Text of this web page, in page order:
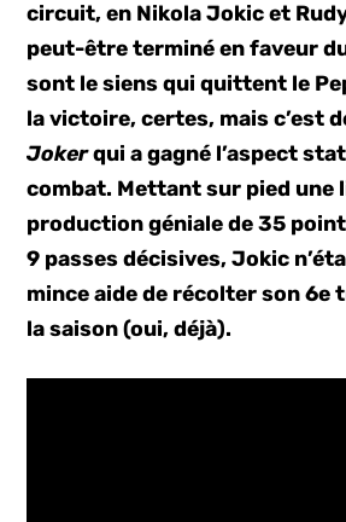
circuit, en Nikola Jokic et
peut-être terminé en faveur
sont le siens qui quittent le
la victoire, certes, mais c’est
Jokerqui a gagné l’aspect
combat. Mettant sur pied une
production géniale de 35
9 passes décisives, Jokic
mince aide de récolter son 6e
la saison (oui, déjà).